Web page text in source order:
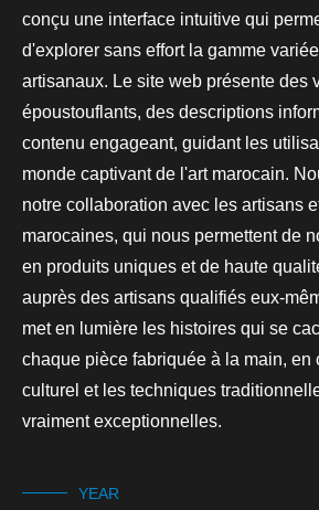
conçu une interface intuitive qui
d'explorer sans effort la gamme
artisanaux. Le site web présente des
époustouflants, des descriptions
contenu engageant, guidant les
monde captivant de l'art marocain.
notre collaboration avec les artisans
marocaines, qui nous permettent de
en produits uniques et de haute
auprès des artisans qualifiés eux-
met en lumière les histoires qui se
chaque pièce fabriquée à la main, en
culturel et les techniques
vraiment exceptionnelles.
YEAR